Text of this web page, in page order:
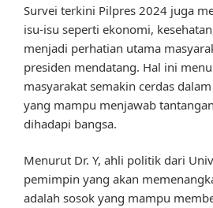
Survei terkini Pilpres 2024 juga
isu-isu seperti ekonomi,
menjadi perhatian utama
presiden mendatang. Hal ini
masyarakat semakin cerdas
yang mampu menjawab
dihadapi bangsa.
Menurut Dr. Y, ahli politik dari
pemimpin yang akan
adalah sosok yang mampu